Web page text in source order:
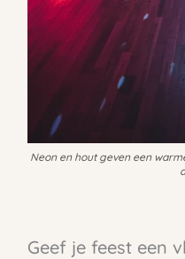
Neon en hout geven een
Geef je feest een